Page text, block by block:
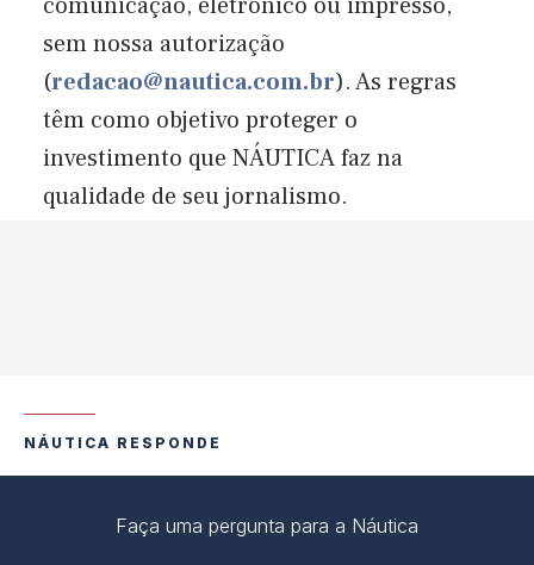
sem nossa autorização
(redacao@nautica.com.br). As regras
têm como objetivo proteger o
investimento que NÁUTICA faz na
qualidade de seu jornalismo.
NÁUTICA RESPONDE
Faça uma pergunta para a Náutica